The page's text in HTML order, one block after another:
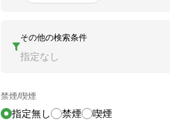
その他の検索条件
指定なし
禁煙/喫煙
指定無し 禁煙 喫煙